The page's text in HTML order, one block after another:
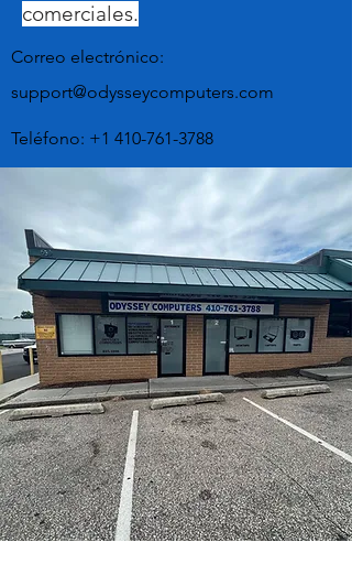
comerciales.
Correo electrónico:
support@odysseycomputers.com
Teléfono: +1 410-761-3788